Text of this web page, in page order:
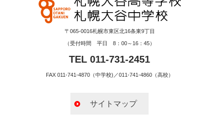
〒065-0016札幌市東区北16条東9丁目
（受付時間 平日 8：00～16：45）
TEL 011-731-2451
FAX 011-741-4870（中学校)／011-741-4860（高校）
サイトマップ